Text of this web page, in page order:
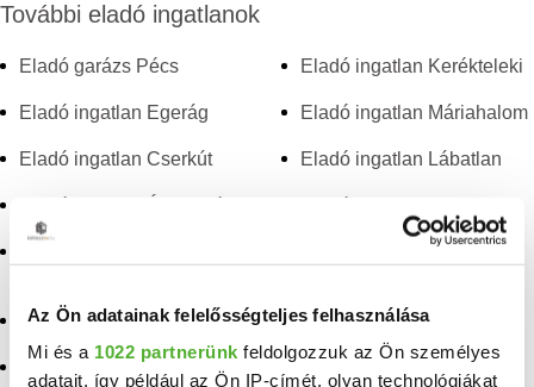
Az Ön adatainak felelősségteljes felhasználása
Mi és a 1022 partnerünk feldolgozzuk az Ön személyes
adatait, így például az Ön IP-címét, olyan technológiákat
További eladó ingatlanok
Eladó garázs Pécs
Eladó ingatlan Egerág
Eladó ingatlan Cserkút
Eladó ingatlan Ács
Eladó ingatlan Udvar
Eladó ingatlan Kerékteleki
Eladó ingatlan Máriahalom
Eladó ingatlan Lábatlan
Eladó ingatlan Gyód
Hosszúhetény